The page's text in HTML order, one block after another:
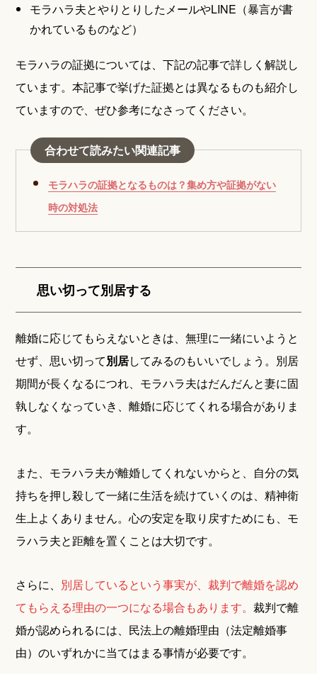
モラハラ夫とやりとりしたメールやLINE（暴言が書
かれているものなど）
モラハラの証拠については、下記の記事で詳しく解説し
ています。本記事で挙げた証拠とは異なるものも紹介し
ていますので、ぜひ参考になさってください。
合わせて読みたい関連記事
モラハラの証拠となるものは？集め方や証拠がない
時の対処法
思い切って別居する
離婚に応じてもらえないときは、無理に一緒にいようと
せず、思い切って別居してみるのもいいでしょう。別居
期間が長くなるにつれ、モラハラ夫はだんだんと妻に固
執しなくなっていき、離婚に応じてくれる場合がありま
す。
また、モラハラ夫が離婚してくれないからと、自分の気
持ちを押し殺して一緒に生活を続けていくのは、精神衛
生上よくありません。心の安定を取り戻すためにも、モ
ラハラ夫と距離を置くことは大切です。
さらに、 別居しているという事実が、裁判で離婚を認め
てもらえる理由の一つになる場合もあります。裁判で離
婚が認められるには、民法上の離婚理由（法定離婚事
由）のいずれかに当てはまる事情が必要です。